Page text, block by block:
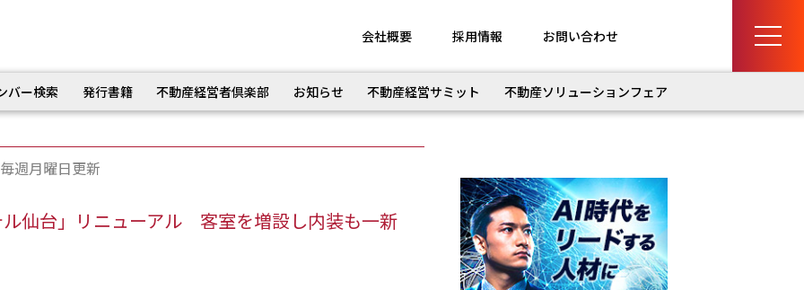
会社概要 採用情報 お問い合わせ
バー検索 発行書籍 不動産経営者倶楽部 お知らせ 不動産経営サミット 不動産ソリューションフェア
毎週月曜日更新
仙台」リニューアル 客室を増設し内装も一新